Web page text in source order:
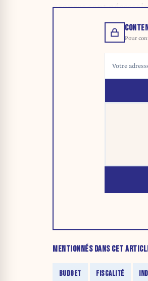
propres sont
Pour
MENTIONNÉS DANS CET
BUDGET FISCALITÉ